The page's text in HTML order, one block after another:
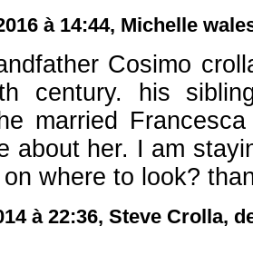
à 14:44, Michelle
Cosimo
century. his
married
about her. I am
where to look?
à 22:36, Steve Crolla,